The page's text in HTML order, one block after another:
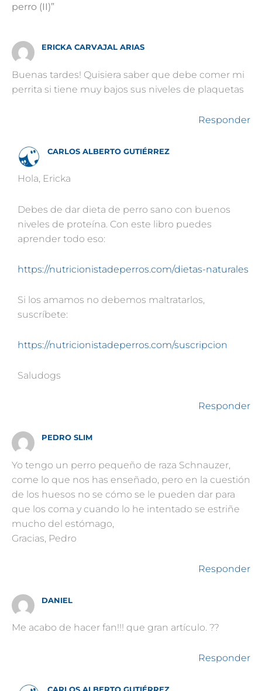
perro (II)”
ERICKA CARVAJAL ARIAS
Buenas tardes! Quisiera saber que debe comer mi
perrita si tiene muy bajos sus niveles de plaquetas
Responder
CARLOS ALBERTO GUTIÉRREZ
Hola, Ericka
Debes de dar dieta de perro sano con buenos
niveles de proteína. Con este libro puedes
aprender todo eso:
https://nutricionistadeperros.com/dietas-naturales
Si los amamos no debemos maltratarlos,
suscríbete:
https://nutricionistadeperros.com/suscripcion
Saludogs
Responder
PEDRO SLIM
Yo tengo un perro pequeño de raza Schnauzer,
come lo que nos has enseñado, pero en la cuestión
de los huesos no se cómo se le pueden dar para
que los coma y cuando lo he intentado se estriñe
mucho del estómago,
Gracias, Pedro
Responder
DANIEL
Me acabo de hacer fan!!! que gran artículo. ??
Responder